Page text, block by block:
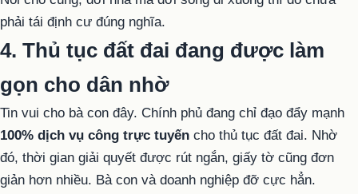
phải tái định cư đúng nghĩa.
4. Thủ tục đất đai đang được làm
gọn cho dân nhờ
Tin vui cho bà con đây. Chính phủ đang chỉ đạo đẩy mạnh
100% dịch vụ công trực tuyến cho thủ tục đất đai. Nhờ
đó, thời gian giải quyết được rút ngắn, giấy tờ cũng đơn
giản hơn nhiều. Bà con và doanh nghiệp đỡ cực hẳn.